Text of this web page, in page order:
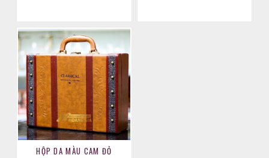
HỘP DA MÀU CAM ĐỎ